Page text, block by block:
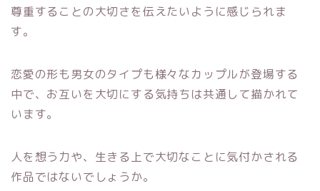
尊重することの大切さを伝えたいように感じられま
す。
恋愛の形も男女のタイプも様々なカップルが登場する
中で、お互いを大切にする気持ちは共通して描かれて
います。
人を想う力や、生きる上で大切なことに気付かされる
作品ではないでしょうか。